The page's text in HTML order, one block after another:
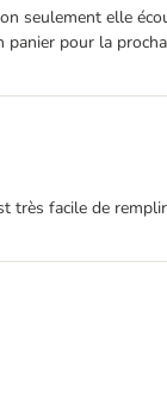
elle
pour la
facile de